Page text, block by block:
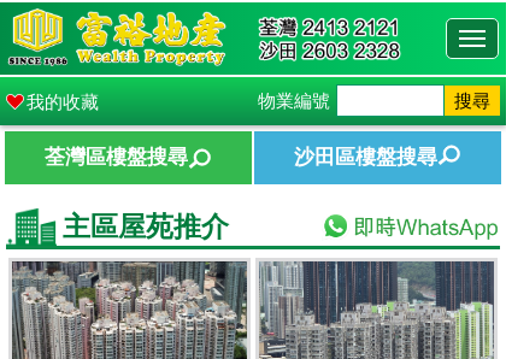
我的收藏 物業編號 搜尋
荃灣區樓盤搜尋 沙田區樓盤搜尋
主區屋苑推介